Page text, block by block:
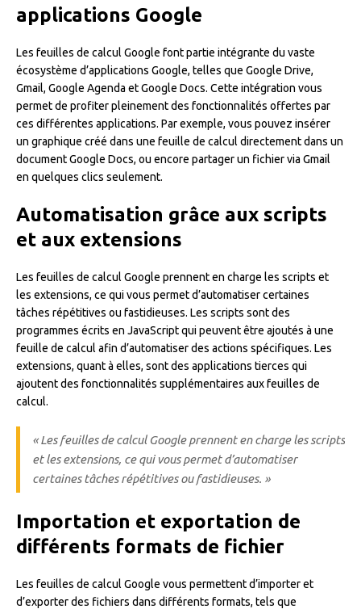
applications Google
Les feuilles de calcul Google font partie intégrante du vaste
écosystème d’applications Google, telles que Google Drive,
Gmail, Google Agenda et Google Docs. Cette intégration vous
permet de profiter pleinement des fonctionnalités offertes par
ces différentes applications. Par exemple, vous pouvez insérer
un graphique créé dans une feuille de calcul directement dans un
document Google Docs, ou encore partager un fichier via Gmail
en quelques clics seulement.
Automatisation grâce aux scripts
et aux extensions
Les feuilles de calcul Google prennent en charge les scripts et
les extensions, ce qui vous permet d’automatiser certaines
tâches répétitives ou fastidieuses. Les scripts sont des
programmes écrits en JavaScript qui peuvent être ajoutés à une
feuille de calcul afin d’automatiser des actions spécifiques. Les
extensions, quant à elles, sont des applications tierces qui
ajoutent des fonctionnalités supplémentaires aux feuilles de
calcul.
« Les feuilles de calcul Google prennent en charge les scripts
et les extensions, ce qui vous permet d’automatiser
certaines tâches répétitives ou fastidieuses. »
Importation et exportation de
différents formats de fichier
Les feuilles de calcul Google vous permettent d’importer et
d’exporter des fichiers dans différents formats, tels que